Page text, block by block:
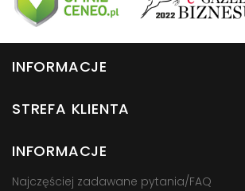
INFORMACJE
STREFA KLIENTA
INFORMACJE
Najczęściej zadawane pytania/FAQ